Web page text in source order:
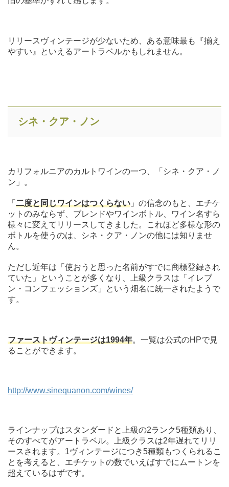
リリースヴィンテージが少ないため、ある意味最も『揃え
やすい』といえるアートラベルかもしれません。
シネ・クア・ノン
カリフォルニアのカルトワインの一つ、「シネ・クア・ノ
ン」。
「 二度と同じワインはつくらない 」の信念のもと、エチケ
ットのみならず、ブレンドやワインボトル、ワイン名すら
様々に変えてリリースしてきました。これほど多様な形の
ボトルを使うのは、シネ・クア・ノンの他には知りませ
ん。
ただし近年は「使おうと思った名前がすでに商標登録され
ていた」ということが多くなり、上級クラスは「イレブ
ン・コンフェッションズ」という畑名に統一されたようで
す。
ファーストヴィンテージは1994年。一覧は公式のHPで見
ることができます。
http://www.sinequanon.com/wines/
ラインナップはスタンダードと上級の2ランク5種類あり、
そのすべてがアートラベル。上級クラスは2年遅れてリリ
ースされます。1ヴィンテージにつき5種類もつくられるこ
とを考えると、エチケットの数でいえばすでにムートンを
超えているはずです。